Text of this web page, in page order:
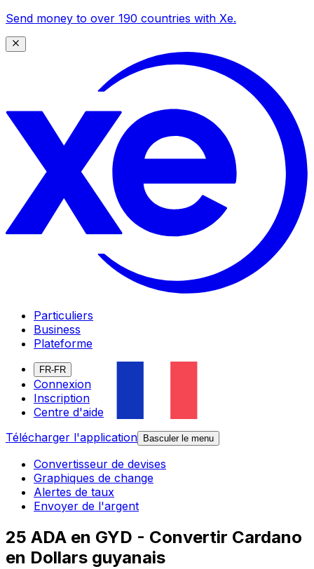
Send money to over 190 countries with Xe.
Particuliers
Business
Plateforme
FR-FR
Connexion
Inscription
Centre d'aide
Télécharger l'application
Basculer le menu
Convertisseur de devises
Graphiques de change
Alertes de taux
Envoyer de l'argent
25 ADA en GYD - Convertir Cardano
en Dollars guyanais